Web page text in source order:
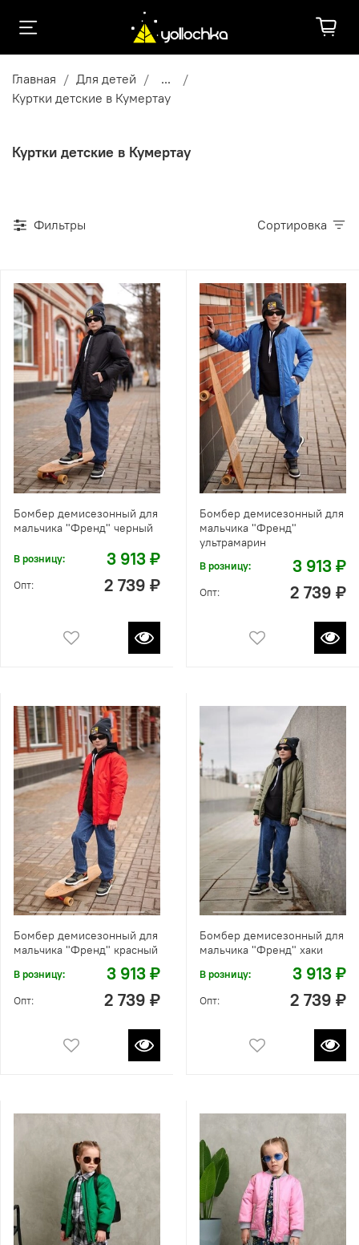
Главная Для детей
...
Куртки детские в Кумертау
Куртки детские в Кумертау
Фильтры Сортировка
Бомбер демисезонный для
мальчика "Френд" черный
В розницу: 3 913 ₽
Опт: 2 739 ₽
Бомбер демисезонный для
мальчика "Френд"
ультрамарин
В розницу: 3 913 ₽
Опт: 2 739 ₽
Бомбер демисезонный для
мальчика "Френд" красный
В розницу: 3 913 ₽
Опт: 2 739 ₽
Бомбер демисезонный для
мальчика "Френд" хаки
В розницу: 3 913 ₽
Опт: 2 739 ₽